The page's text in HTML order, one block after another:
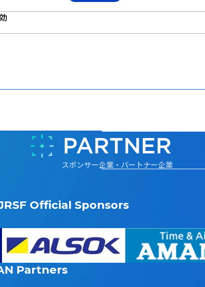
スポンサー企業・パートナー企業
PARTNER
Official Sponsors
Partners